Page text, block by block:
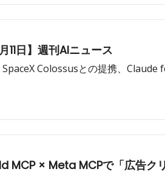
日】週刊AIニュース
Colossusとの提携、
× Meta MCPで「広告ク